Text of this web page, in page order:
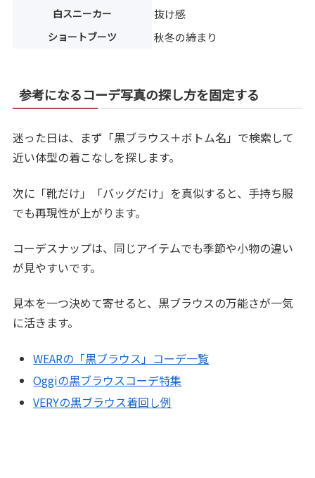
白スニーカー 抜け感
ショートブーツ 秋冬の締まり
参考になるコーデ写真の探し方を固定する
迷った日は、まず「黒ブラウス＋ボトム名」で検索して
近い体型の着こなしを探します。
次に「靴だけ」「バッグだけ」を真似すると、手持ち服
でも再現性が上がります。
コーデスナップは、同じアイテムでも季節や小物の違い
が見やすいです。
見本を一つ決めて寄せると、黒ブラウスの万能さが一気
に活きます。
WEARの「黒ブラウス」コーデ一覧
Oggiの黒ブラウスコーデ特集
VERYの黒ブラウス着回し例